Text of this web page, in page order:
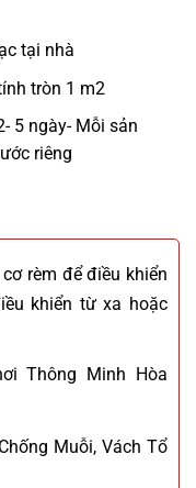
tại nhà
tròn 1 m2
5 ngày- Mỗi sản
riêng
rèm để điều khiển
khiển từ xa hoặc
Thông Minh Hòa
Muỗi, Vách Tổ